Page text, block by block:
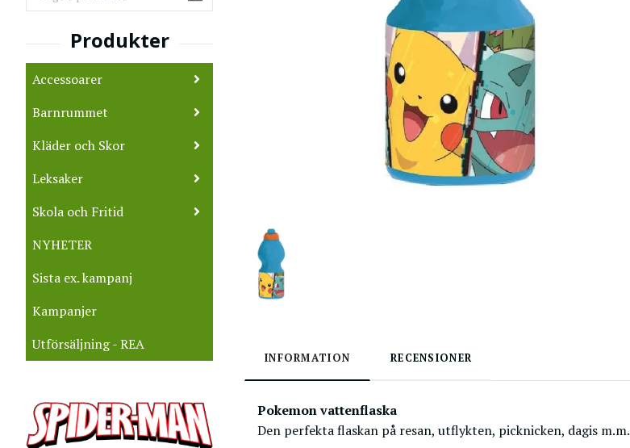
Accessoarer
Barnrummet
Kläder och Skor
Leksaker
Skola och Fritid
NYHETER
Sista ex. kampanj
Kampanjer
Utförsäljning - REA
INFORMATION RECENSIONER
Pokemon vattenflaska
Den perfekta flaskan på resan, utflykten, picknicken, dagis m.m.